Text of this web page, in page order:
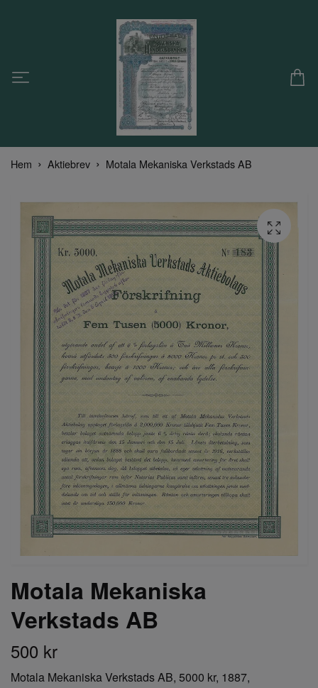
Hem Aktiebrev Motala Mekaniska Verkstads AB
Motala Mekaniska
Verkstads AB
500 kr
Motala Mekaniska Verkstads AB, 5000 kr, 1887,